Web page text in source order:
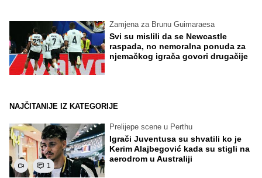
Zamjena za Brunu Guimaraesa
Svi su mislili da se Newcastle
raspada, no nemoralna ponuda za
njemačkog igrača govori drugačije
NAJČITANIJE IZ KATEGORIJE
1
Prelijepe scene u Perthu
Igrači Juventusa su shvatili ko je
Kerim Alajbegović kada su stigli na
aerodrom u Australiji